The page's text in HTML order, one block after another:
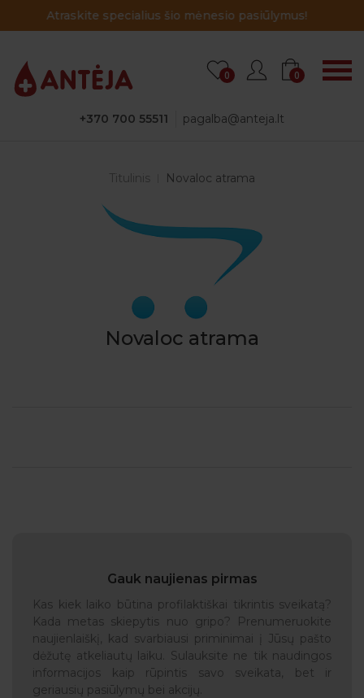
šio mėnesio pasiūlymus! Atraskite
+370 700 55511 pagalba@anteja.lt
0 0
Titulinis Novaloc atrama
Novaloc atrama
Gauk naujienas pirmas
Kas kiek laiko būtina profilaktiškai tikrintis sveikatą?
Kada metas skiepytis nuo gripo? Prenumeruokite
naujienlaiškį, kad svarbiausi priminimai į Jūsų pašto
dėžutę atkeliautų laiku. Sulauksite ne tik naudingos
informacijos kaip rūpintis savo sveikata, bet ir
geriausių pasiūlymų bei akcijų.